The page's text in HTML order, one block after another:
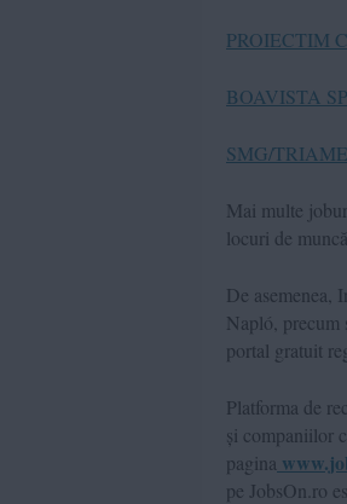
PROIECTIM
BOAVISTA
SMG/
Mai multe
locuri de
De asemenea,
Napló,
portal gratuit
Platforma de
și companiilor
pagina
pe JobsOn.ro